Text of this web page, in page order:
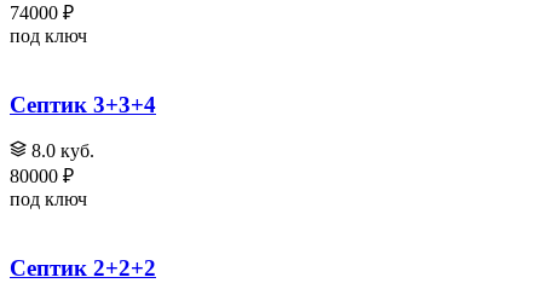
74000 ₽
под ключ
Септик 3+3+4
8.0 куб.
80000 ₽
под ключ
Септик 2+2+2